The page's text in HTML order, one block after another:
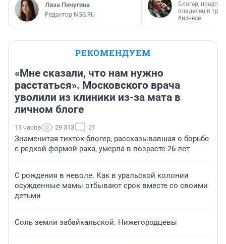
Лиза Пичугина
Редактор NGS.RU
Блогер,
владелец в
бизнесе
РЕКОМЕНДУЕМ
«Мне сказали, что нам нужно
расстаться». Московского врача
уволили из клиники из-за мата в
личном блоге
13 часов 29 313 21
Знаменитая тикток-блогер, рассказывавшая о борьбе
с редкой формой рака, умерла в возрасте 26 лет
С рождения в неволе. Как в уральской колонии
осужденные мамы отбывают срок вместе со своими
детьми
Соль земли забайкальской. Нижегородцевы